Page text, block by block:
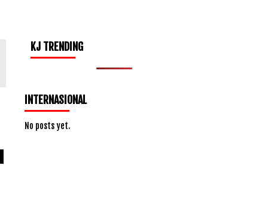
KJ TRENDING
INTERNASIONAL
No posts yet.